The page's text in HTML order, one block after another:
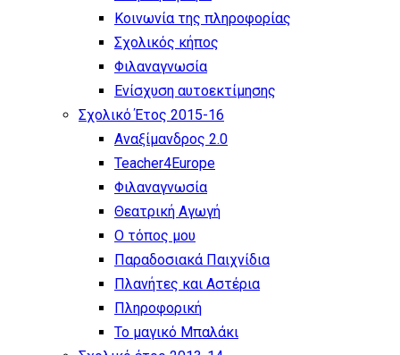
Kοινωνία της πληροφορίας
Σχολικός κήπος
Φιλαναγνωσία
Eνίσχυση αυτοεκτίμησης
Σχολικό Έτος 2015-16
Αναξίμανδρος 2.0
Teacher4Europe
Φιλαναγνωσία
Θεατρική Αγωγή
Ο τόπος μου
Παραδοσιακά Παιχνίδια
Πλανήτες και Αστέρια
Πληροφορική
Το μαγικό Μπαλάκι